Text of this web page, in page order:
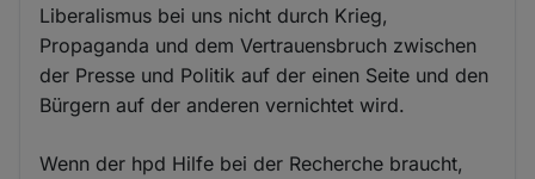
Liberalismus bei uns nicht durch Krieg,
Propaganda und dem Vertrauensbruch zwischen
der Presse und Politik auf der einen Seite und den
Bürgern auf der anderen vernichtet wird.
Wenn der hpd Hilfe bei der Recherche braucht,